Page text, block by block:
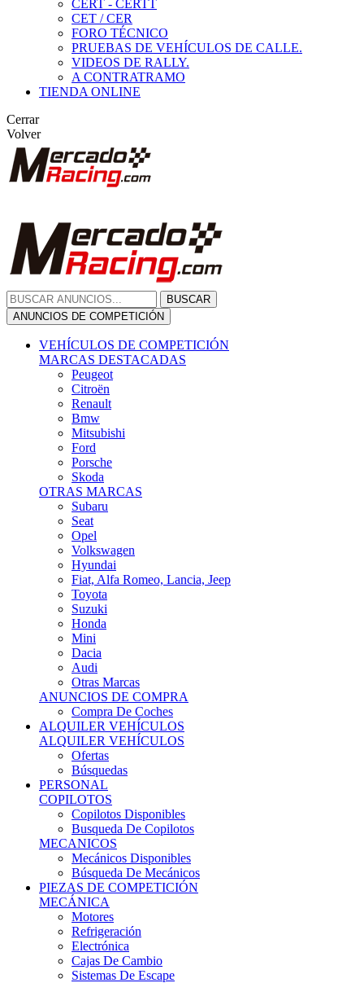
CERT - CERTT
CET / CER
FORO TÉCNICO
PRUEBAS DE VEHÍCULOS DE CALLE.
VIDEOS DE RALLY.
A CONTRATRAMO
TIENDA ONLINE
Cerrar
Volver
BUSCAR
ANUNCIOS DE COMPETICIÓN
VEHÍCULOS DE COMPETICIÓN
MARCAS DESTACADAS
Peugeot
Citroën
Renault
Bmw
Mitsubishi
Ford
Porsche
Skoda
OTRAS MARCAS
Subaru
Seat
Opel
Volkswagen
Hyundai
Fiat, Alfa Romeo, Lancia, Jeep
Toyota
Suzuki
Honda
Mini
Dacia
Audi
Otras Marcas
ANUNCIOS DE COMPRA
Compra De Coches
ALQUILER VEHÍCULOS
ALQUILER VEHÍCULOS
Ofertas
Búsquedas
PERSONAL
COPILOTOS
Copilotos Disponibles
Busqueda De Copilotos
MECANICOS
Mecánicos Disponibles
Búsqueda De Mecánicos
PIEZAS DE COMPETICIÓN
MECÁNICA
Motores
Refrigeración
Electrónica
Cajas De Cambio
Sistemas De Escape
Carrocería